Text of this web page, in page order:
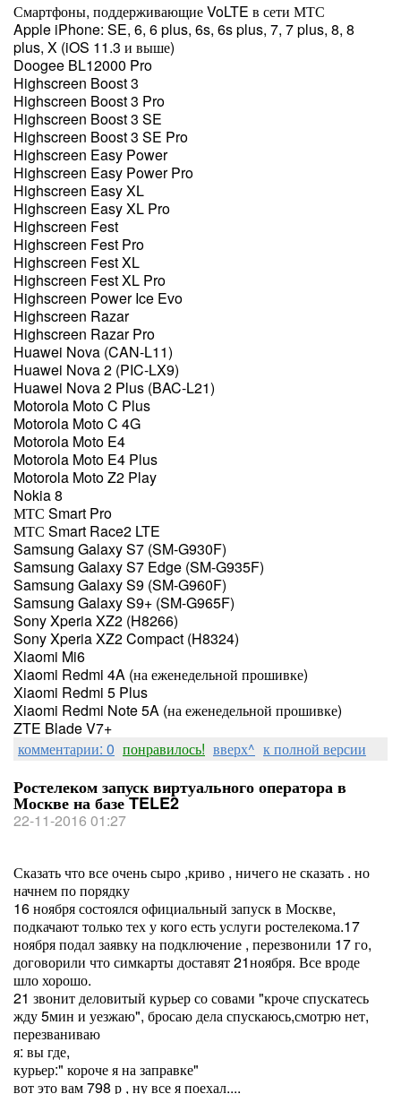
Смартфоны, поддерживающие VoLTE в сети МТС
Apple iPhone: SE, 6, 6 plus, 6s, 6s plus, 7, 7 plus, 8, 8
plus, X (iOS 11.3 и выше)
Doogee BL12000 Pro
Highscreen Boost 3
Highscreen Boost 3 Pro
Highscreen Boost 3 SE
Highscreen Boost 3 SE Pro
Highscreen Easy Power
Highscreen Easy Power Pro
Highscreen Easy XL
Highscreen Easy XL Pro
Highscreen Fest
Highscreen Fest Pro
Highscreen Fest XL
Highscreen Fest XL Pro
Highscreen Power Ice Evo
Highscreen Razar
Highscreen Razar Pro
Huawei Nova (CAN-L11)
Huawei Nova 2 (PIC-LX9)
Huawei Nova 2 Plus (BAC-L21)
Motorola Moto C Plus
Motorola Moto C 4G
Motorola Moto E4
Motorola Moto E4 Plus
Motorola Moto Z2 Play
Nokia 8
МТС Smart Pro
МТС Smart Race2 LTE
Samsung Galaxy S7 (SM-G930F)
Samsung Galaxy S7 Edge (SM-G935F)
Samsung Galaxy S9 (SM-G960F)
Samsung Galaxy S9+ (SM-G965F)
Sony Xperia XZ2 (H8266)
Sony Xperia XZ2 Compact (H8324)
Xiaomi Mi6
Xiaomi Redmi 4A (на еженедельной прошивке)
Xiaomi Redmi 5 Plus
Xiaomi Redmi Note 5A (на еженедельной прошивке)
ZTE Blade V7+
комментарии: 0 понравилось! вверх^ к полной версии
Ростелеком запуск виртуального оператора в
Москве на базе TELE2
22-11-2016 01:27
Сказать что все очень сыро ,криво , ничего не сказать . но
начнем по порядку
16 ноября состоялся официальный запуск в Москве,
подкачают только тех у кого есть услуги ростелекома.17
ноября подал заявку на подключение , перезвонили 17 го,
договорили что симкарты доставят 21ноября. Все вроде
шло хорошо.
21 звонит деловитый курьер со совами "кроче спускатесь
жду 5мин и уезжаю", бросаю дела спускаюсь,смотрю нет,
перезваниваю
я: вы где,
курьер:" короче я на заправке"
вот это вам 798 р , ну все я поехал....